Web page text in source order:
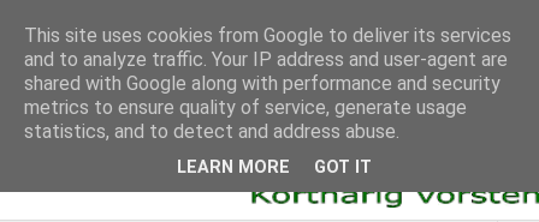
This site uses cookies from Google to deliver its services
and to analyze traffic. Your IP address and user-agent are
shared with Google along with performance and security
metrics to ensure quality of service, generate usage
statistics, and to detect and address abuse.
LEARN MORE GOT IT